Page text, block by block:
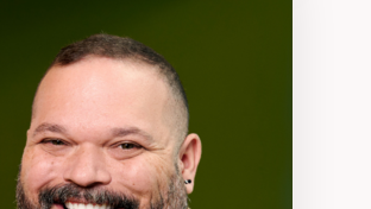
sur la ville et représentations
formes et usages au Canada
et représentations des
immigrantes dans l'espace
architectural et urbain
et patrimonialisation
postcoloniales et décolonisation des